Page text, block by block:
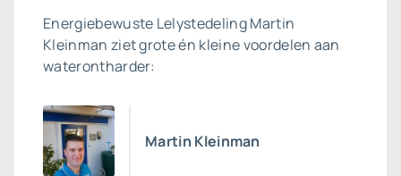
Energiebewuste Lelystedeling Martin
Kleinman ziet grote én kleine voordelen aan
waterontharder:
Martin Kleinman